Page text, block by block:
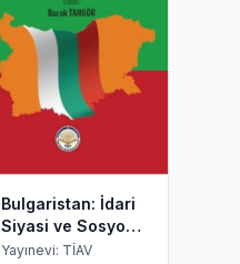
Bulgaristan: İdari
Siyasi ve Sosyo
Ekonomik Yapı
Yayınevi: TİAV